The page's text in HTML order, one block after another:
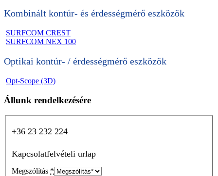
Kombinált kontúr- és érdességmérő eszközök
SURFCOM CREST
SURFCOM NEX 100
Optikai kontúr- / érdességmérő eszközök
Opt-Scope (3D)
Állunk rendelkezésére
+36 23 232 224
Kapcsolatfelvételi urlap
Megszólítás *